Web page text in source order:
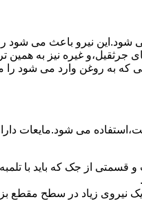
نیرو باعث می شود
غیره نیز به همین
که به روغن وارد می شود
می شود.مایعات
از جک که باید با
نیروی زیاد در سطح مقطع